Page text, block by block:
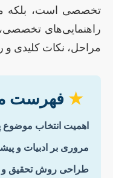
تخصصی است، بلکه
راهنمایی‌های
مراحل، نکات کلیدی و
★ فهرست
اهمیت انتخاب موضوع
مروری بر ادبیات و
طراحی روش تحقیق و